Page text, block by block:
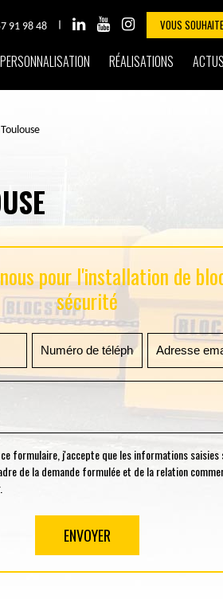
91 98 48 VOUS
PERSONNALISATION RÉALISATIONS ACTUS
pour l'installation de
sécurité
formulaire, j'accepte que les informations saisies
de la demande formulée et de la relation